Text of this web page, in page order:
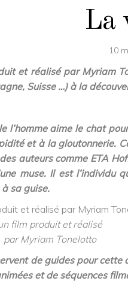
La
10
et réalisé par Myriam
Suisse …) à la
l’homme aime le chat
et à la gloutonnerie.
auteurs comme ETA
muse. Il est l’individu
sa guise.
film produit et réalisé
par Myriam Tonelotto
de guides pour
et de séquences